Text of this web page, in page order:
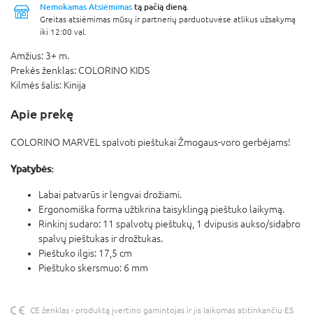
Nemokamas Atsiėmimas tą pačią dieną.
Greitas atsiėmimas mūsų ir partnerių parduotuvėse atlikus užsakymą
iki 12:00 val.
Amžius: 3+ m.
Prekės ženklas: COLORINO KIDS
Kilmės šalis: Kinija
Apie prekę
COLORINO MARVEL spalvoti pieštukai Žmogaus-voro gerbėjams!
Ypatybės:
Labai patvarūs ir lengvai drožiami.
Ergonomiška forma užtikrina taisyklingą pieštuko laikymą.
Rinkinį sudaro: 11 spalvotų pieštukų, 1 dvipusis aukso/sidabro
spalvų pieštukas ir drožtukas.
Pieštuko ilgis: 17,5 cm
Pieštuko skersmuo: 6 mm
CE ženklas - produktą įvertino gamintojas ir jis laikomas atitinkančiu ES